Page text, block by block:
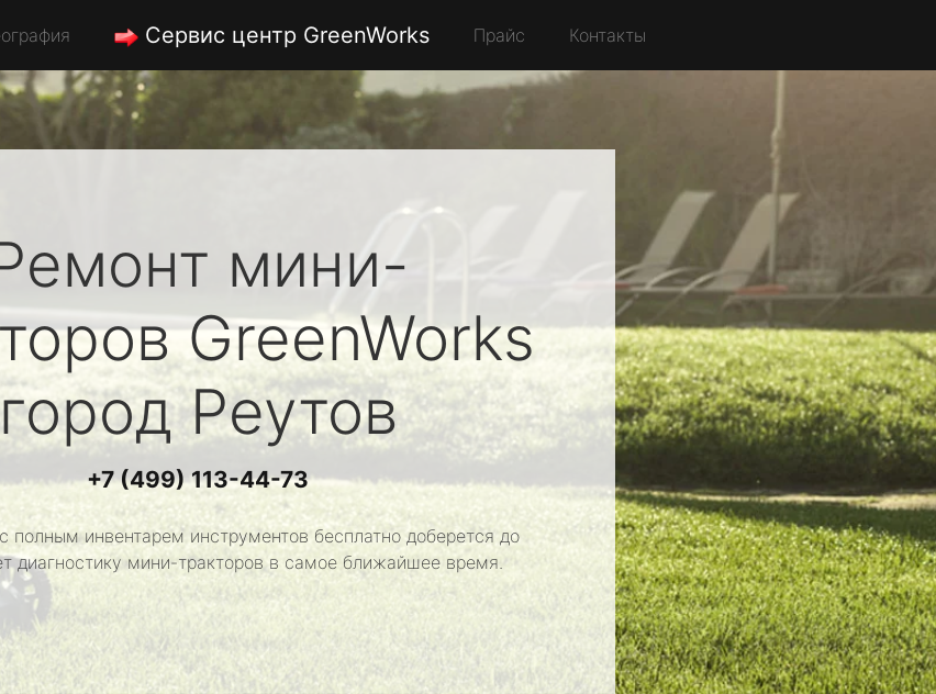
Сервис центр GreenWorks Прайс Контакты
мини-
GreenWorks
Реутов
+7 (499) 113-44-73
инвентарем инструментов бесплатно доберется до
диагностику мини-тракторов в самое ближайшее время.